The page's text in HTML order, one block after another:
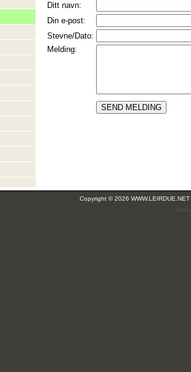
Ditt navn:
Din e-post:
Stevne/Dato:
Melding:
Copyright © 2026